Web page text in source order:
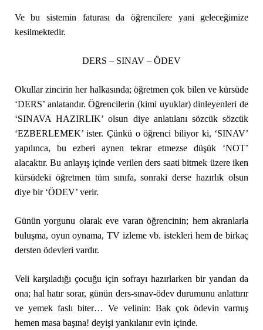
Ve bu sistemin faturası da öğrencilere yani geleceğimize
kesilmektedir.
DERS – SINAV – ÖDEV
Okullar zincirin her halkasında; öğretmen çok bilen ve kürsüde
‘DERS’ anlatandır. Öğrencilerin (kimi uyuklar) dinleyenleri de
‘SINAVA HAZIRLIK’ olsun diye anlatılanı sözcük sözcük
‘EZBERLEMEK’ ister. Çünkü o öğrenci biliyor ki, ‘SINAV’
yapılınca, bu ezberi aynen tekrar etmezse düşük ‘NOT’
alacaktır. Bu anlayış içinde verilen ders saati bitmek üzere iken
kürsüdeki öğretmen tüm sınıfa, sonraki derse hazırlık olsun
diye bir ‘ÖDEV’ verir.
Günün yorgunu olarak eve varan öğrencinin; hem akranlarla
buluşma, oyun oynama, TV izleme vb. istekleri hem de birkaç
dersten ödevleri vardır.
Veli karşıladığı çocuğu için sofrayı hazırlarken bir yandan da
ona; hal hatır sorar, günün ders-sınav-ödev durumunu anlattırır
ve yemek faslı biter… Ve velinin: Bak çok ödevin varmış
hemen masa başına! deyişi yankılanır evin içinde.